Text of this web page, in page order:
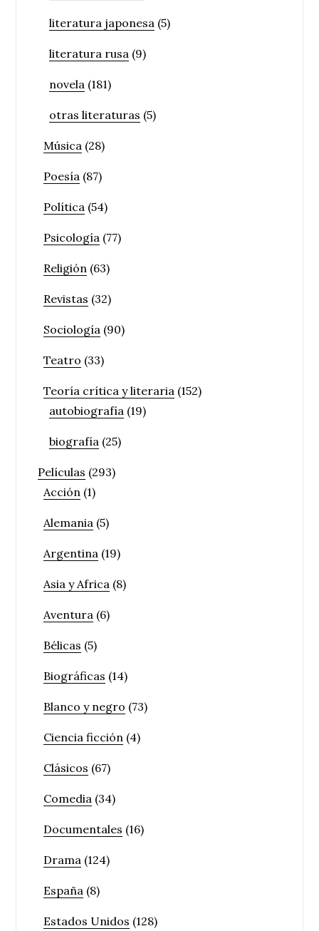
literatura japonesa (5)
literatura rusa (9)
novela (181)
otras literaturas (5)
Música (28)
Poesía (87)
Política (54)
Psicología (77)
Religión (63)
Revistas (32)
Sociología (90)
Teatro (33)
Teoría crítica y literaria (152)
autobiografía (19)
biografía (25)
Películas (293)
Acción (1)
Alemania (5)
Argentina (19)
Asia y Africa (8)
Aventura (6)
Bélicas (5)
Biográficas (14)
Blanco y negro (73)
Ciencia ficción (4)
Clásicos (67)
Comedia (34)
Documentales (16)
Drama (124)
España (8)
Estados Unidos (128)